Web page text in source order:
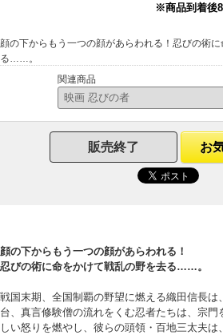
※商品到着後
顔の下からもう一つの顔があらわれる！忍びの術
る……。
関連商品
販売終了 お
顔の下からもう一つの顔があらわれる！
忍びの術に命をかけて戦乱の野を去る……。
戦国末期、全国制覇の野望に燃える織田信長は
台、真言修験僧の流れをくむ忍者たちは、宗門
しい怒りを燃やし、彼らの頭領・百地三太夫